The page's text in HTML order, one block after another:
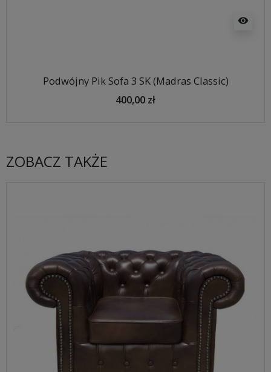
visibility
Podwójny Pik Sofa 3 SK (Madras Classic)
400,00 zł
ZOBACZ TAKŻE